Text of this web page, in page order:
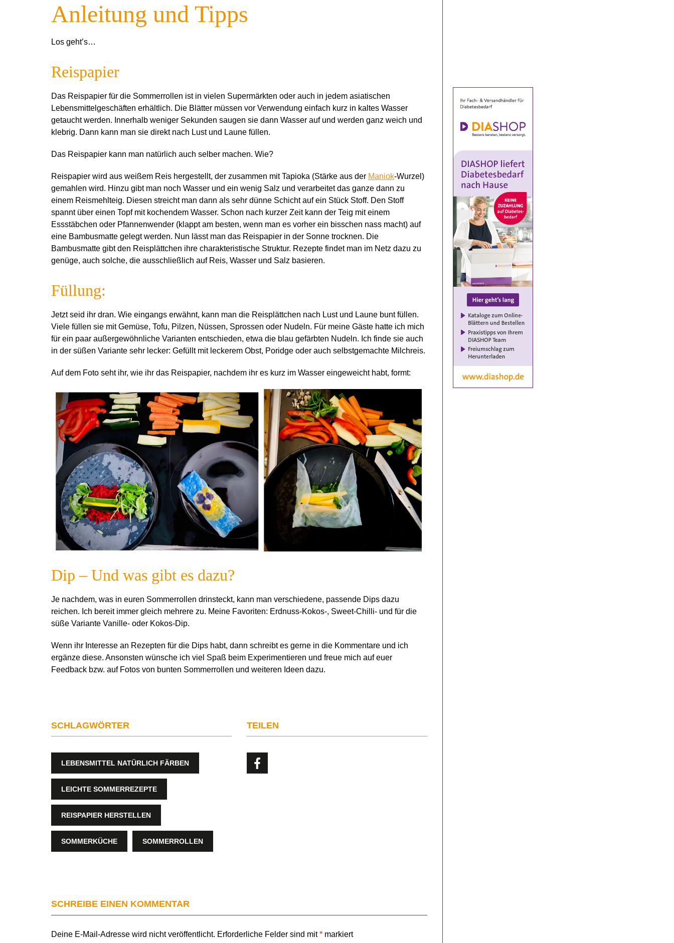
Anleitung und Tipps
Los geht’s…
Reispapier
Das Reispapier für die Sommerrollen ist in vielen Supermärkten oder auch in jedem asiatischen
Lebensmittelgeschäften erhältlich. Die Blätter müssen vor Verwendung einfach kurz in kaltes Wasser
getaucht werden. Innerhalb weniger Sekunden saugen sie dann Wasser auf und werden ganz weich und
klebrig. Dann kann man sie direkt nach Lust und Laune füllen.
Das Reispapier kann man natürlich auch selber machen. Wie?
Reispapier wird aus weißem Reis hergestellt, der zusammen mit Tapioka (Stärke aus der Maniok-Wurzel)
gemahlen wird. Hinzu gibt man noch Wasser und ein wenig Salz und verarbeitet das ganze dann zu
einem Reismehlteig. Diesen streicht man dann als sehr dünne Schicht auf ein Stück Stoff. Den Stoff
spannt über einen Topf mit kochendem Wasser. Schon nach kurzer Zeit kann der Teig mit einem
Essstäbchen oder Pfannenwender (klappt am besten, wenn man es vorher ein bisschen nass macht) auf
eine Bambusmatte gelegt werden. Nun lässt man das Reispapier in der Sonne trocknen. Die
Bambusmatte gibt den Reisplättchen ihre charakteristische Struktur. Rezepte findet man im Netz dazu zu
genüge, auch solche, die ausschließlich auf Reis, Wasser und Salz basieren.
Füllung:
Jetzt seid ihr dran. Wie eingangs erwähnt, kann man die Reisplättchen nach Lust und Laune bunt füllen.
Viele füllen sie mit Gemüse, Tofu, Pilzen, Nüssen, Sprossen oder Nudeln. Für meine Gäste hatte ich mich
für ein paar außergewöhnliche Varianten entschieden, etwa die blau gefärbten Nudeln. Ich finde sie auch
in der süßen Variante sehr lecker: Gefüllt mit leckerem Obst, Poridge oder auch selbstgemachte Milchreis.
Auf dem Foto seht ihr, wie ihr das Reispapier, nachdem ihr es kurz im Wasser eingeweicht habt, formt:
Dip – Und was gibt es dazu?
Je nachdem, was in euren Sommerrollen drinsteckt, kann man verschiedene, passende Dips dazu
reichen. Ich bereit immer gleich mehrere zu. Meine Favoriten: Erdnuss-Kokos-, Sweet-Chilli- und für die
süße Variante Vanille- oder Kokos-Dip.
Wenn ihr Interesse an Rezepten für die Dips habt, dann schreibt es gerne in die Kommentare und ich
ergänze diese. Ansonsten wünsche ich viel Spaß beim Experimentieren und freue mich auf euer
Feedback bzw. auf Fotos von bunten Sommerrollen und weiteren Ideen dazu.
SCHLAGWÖRTER
LEBENSMITTEL NATÜRLICH FÄRBEN
LEICHTE SOMMERREZEPTE
REISPAPIER HERSTELLEN
SOMMERKÜCHE SOMMERROLLEN
TEILEN
SCHREIBE EINEN KOMMENTAR
Deine E-Mail-Adresse wird nicht veröffentlicht. Erforderliche Felder sind mit* markiert